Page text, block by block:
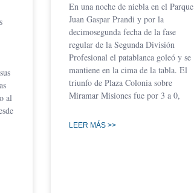
al
En una noche de niebla en el Parque
Juan Gaspar Prandi y por la
decimosegunda fecha de la fase
regular de la Segunda División
Profesional el patablanca goleó y se
mantiene en la cima de la tabla. El
triunfo de Plaza Colonia sobre
Miramar Misiones fue por 3 a 0,
LEER MÁS >>